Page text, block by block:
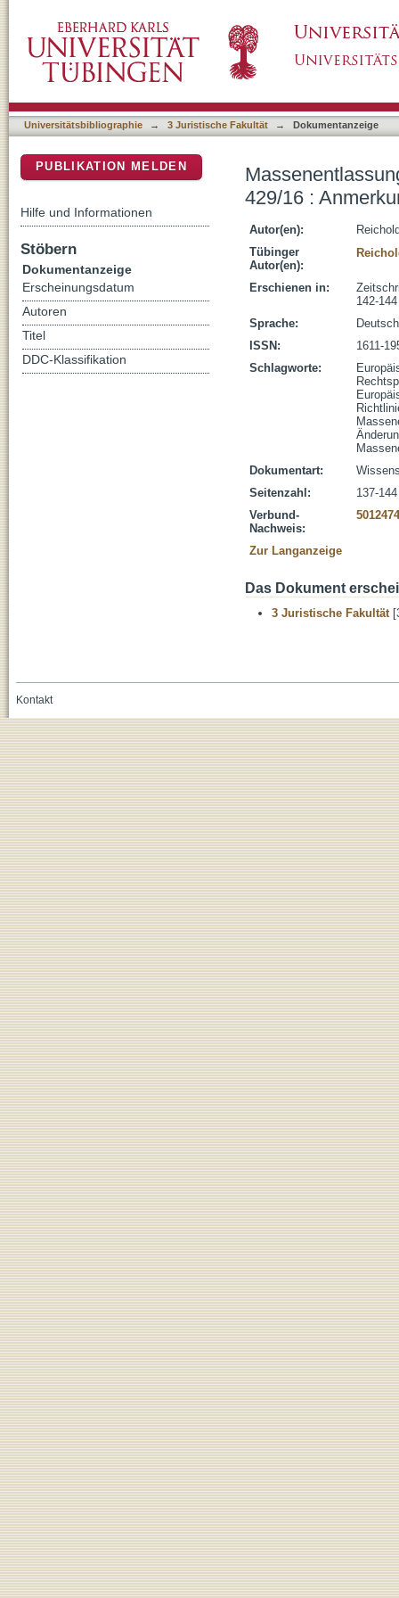
Universitätsbibliographie → 3 Juristische Fakultät → Dokumentanzeige
429/16 :
Autor(en):
Tübinger
Autor(en):
Erschienen in:
142-144
Sprache:
Deutsch
ISSN:
1611-
Schlagworte:
Dokumentart:
Seitenzahl:
137-144
Verbund-
Nachweis:
Zur Langanzeige
Das Dokument
3 Juristische Fakultät
PUBLIKATION MELDEN
Hilfe und Informationen
Stöbern
Dokumentanzeige
Erscheinungsdatum
Autoren
Titel
DDC-Klassifikation
Kontakt